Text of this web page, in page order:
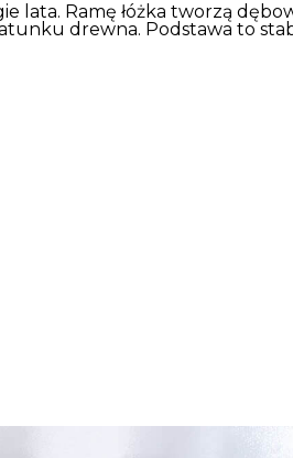
lata. Ramę łóżka tworzą
drewna. Podstawa to